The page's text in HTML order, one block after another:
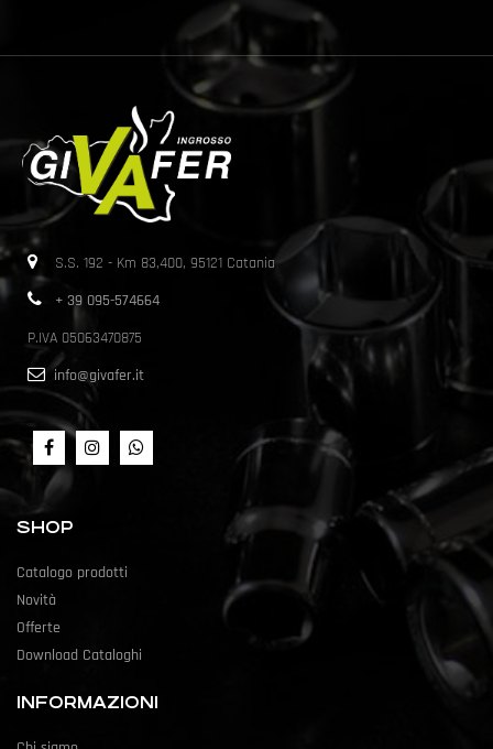
S.S. 192 - Km 83,400, 95121 Catania
+ 39 095-574664
P.IVA 05063470875
info@givafer.it
SHOP
Catalogo prodotti
Novità
Offerte
Download Cataloghi
INFORMAZIONI